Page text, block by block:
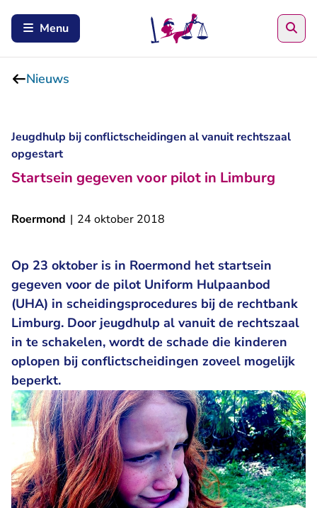
Menu
Nieuws
Jeugdhulp bij conflictscheidingen al vanuit rechtszaal
opgestart
Startsein gegeven voor pilot in Limburg
Roermond | 24 oktober 2018
Op 23 oktober is in Roermond het startsein
gegeven voor de pilot Uniform Hulpaanbod
(UHA) in scheidingsprocedures bij de rechtbank
Limburg. Door jeugdhulp al vanuit de rechtszaal
in te schakelen, wordt de schade die kinderen
oplopen bij conflictscheidingen zoveel mogelijk
beperkt.